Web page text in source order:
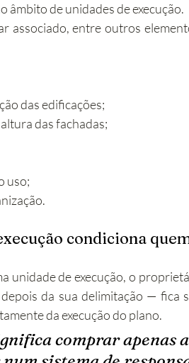
âmbito de unidades de execução.
associado, entre outros
das edificações;
das fachadas;
uso;
condiciona
unidade de execução, o
da sua delimitação — fica
da execução do plano.
comprar apenas